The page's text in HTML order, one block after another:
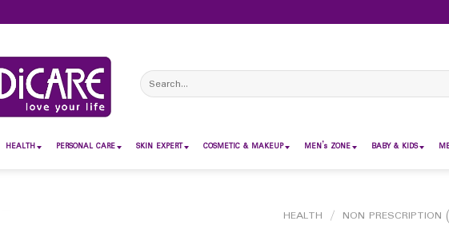
Search
for:
HEALTH PERSONAL CARE SKIN EXPERT COSMETIC & MAKEUP MEN’s ZONE BABY & KIDS
HEALTH / NON